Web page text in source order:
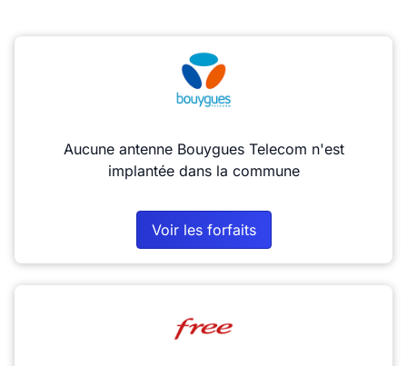
Aucune antenne Bouygues Telecom n'est
implantée dans la commune
Voir les forfaits